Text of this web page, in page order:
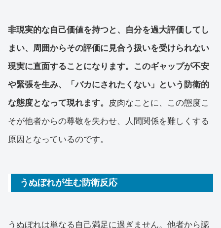
非現実的な自己価値を持つと、自分を過大評価してし
まい、周囲からその評価に見合う扱いを受けられない
現実に直面することになります。このギャップが不安
や緊張を生み、「バカにされたくない」という防衛的
な態度となって現れます。
皮肉なことに、この態度こ
そが他者からの尊敬を失わせ、人間関係を難しくする
原因となっているのです。
うぬぼれが生む防衛反応
うぬぼれは単なる自己満足に過ぎません。他者から認